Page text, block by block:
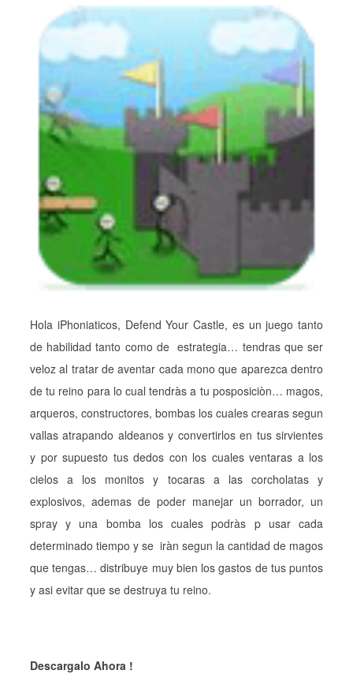
Hola iPhoniaticos, Defend Your Castle, es un juego tanto
de habilidad tanto como de estrategia… tendras que ser
veloz al tratar de aventar cada mono que aparezca dentro
de tu reino para lo cual tendràs a tu posposiciòn… magos,
arqueros, constructores, bombas los cuales crearas segun
vallas atrapando aldeanos y convertirlos en tus sirvientes
y por supuesto tus dedos con los cuales ventaras a los
cielos a los monitos y tocaras a las corcholatas y
explosivos, ademas de poder manejar un borrador, un
spray y una bomba los cuales podràs p usar cada
determinado tiempo y se iràn segun la cantidad de magos
que tengas… distribuye muy bien los gastos de tus puntos
y asi evitar que se destruya tu reino.
Descargalo Ahora !